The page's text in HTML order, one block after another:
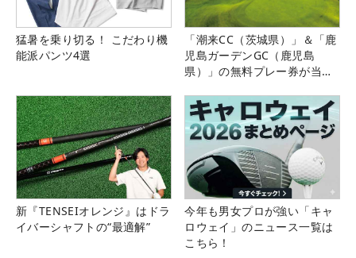
猛暑を乗り切る！ こだわり機
能派パンツ4選
「潮来CC（茨城県）」＆「鹿
児島ガーデンGC（鹿児島
県）」の無料プレー券が当た
新『TENSEIオレンジ』はドラ
イバーシャフトの“最適解”
今年も男女プロが強い「キャ
ロウェイ」のニュース一覧は
こちら！